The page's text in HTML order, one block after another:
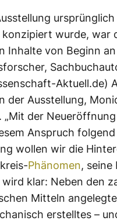
konzipiert wurde,
Inhalte von Beginn
Aktuell.de)
der Ausstellung,
„Mit der
Anspruch
wollen wir die
Phänomen,
wird klar: Neben den
Mitteln
erstelltes –